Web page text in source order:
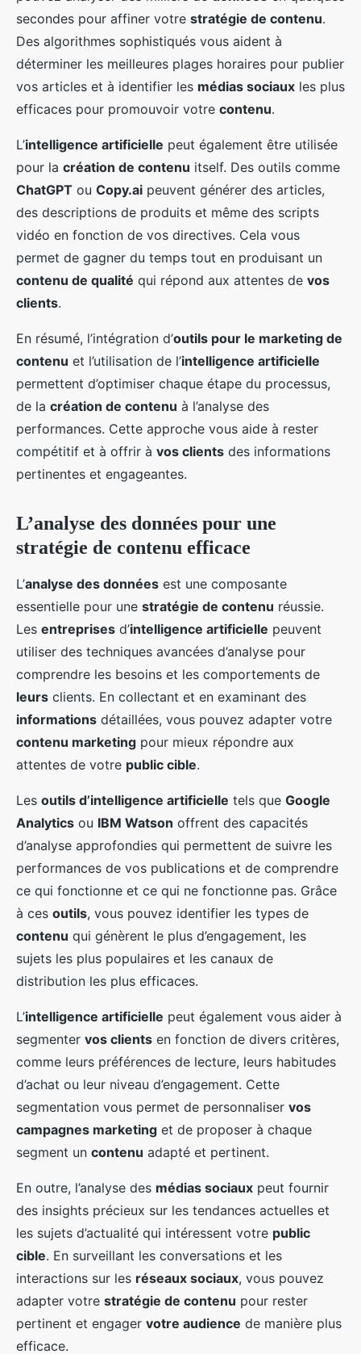
secondes pour affiner votre stratégie de contenu.
Des algorithmes sophistiqués vous aident à
déterminer les meilleures plages horaires pour publier
vos articles et à identifier les médias sociaux les plus
efficaces pour promouvoir votre contenu.
L’intelligence artificielle peut également être utilisée
pour la création de contenu itself. Des outils comme
ChatGPT ou Copy.ai peuvent générer des articles,
des descriptions de produits et même des scripts
vidéo en fonction de vos directives. Cela vous
permet de gagner du temps tout en produisant un
contenu de qualité qui répond aux attentes de vos
clients.
En résumé, l’intégration d’outils pour le marketing de
contenu et l’utilisation de l’intelligence artificielle
permettent d’optimiser chaque étape du processus,
de la création de contenu à l’analyse des
performances. Cette approche vous aide à rester
compétitif et à offrir à vos clients des informations
pertinentes et engageantes.
L’analyse des données pour une
stratégie de contenu efficace
L’analyse des données est une composante
essentielle pour une stratégie de contenu réussie.
Les entreprises d’intelligence artificielle peuvent
utiliser des techniques avancées d’analyse pour
comprendre les besoins et les comportements de
leurs clients. En collectant et en examinant des
informations détaillées, vous pouvez adapter votre
contenu marketing pour mieux répondre aux
attentes de votre public cible.
Les outils d’intelligence artificielle tels que Google
Analytics ou IBM Watson offrent des capacités
d’analyse approfondies qui permettent de suivre les
performances de vos publications et de comprendre
ce qui fonctionne et ce qui ne fonctionne pas. Grâce
à ces outils, vous pouvez identifier les types de
contenu qui génèrent le plus d’engagement, les
sujets les plus populaires et les canaux de
distribution les plus efficaces.
L’intelligence artificielle peut également vous aider à
segmenter vos clients en fonction de divers critères,
comme leurs préférences de lecture, leurs habitudes
d’achat ou leur niveau d’engagement. Cette
segmentation vous permet de personnaliser vos
campagnes marketing et de proposer à chaque
segment un contenu adapté et pertinent.
En outre, l’analyse des médias sociaux peut fournir
des insights précieux sur les tendances actuelles et
les sujets d’actualité qui intéressent votre public
cible. En surveillant les conversations et les
interactions sur les réseaux sociaux, vous pouvez
adapter votre stratégie de contenu pour rester
pertinent et engager votre audience de manière plus
efficace.